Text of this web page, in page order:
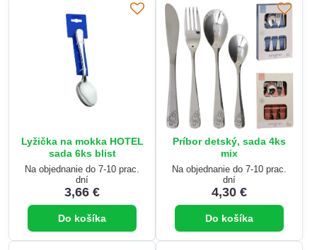
Lyžička na mokka HOTEL
sada 6ks blist
Na objednanie do 7-10 prac.
dní
3,66 €
Do košíka
Príbor detský, sada 4ks
mix
Na objednanie do 7-10 prac.
dní
4,30 €
Do košíka